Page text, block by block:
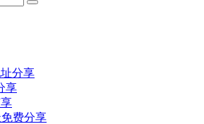
分享
享
费分享